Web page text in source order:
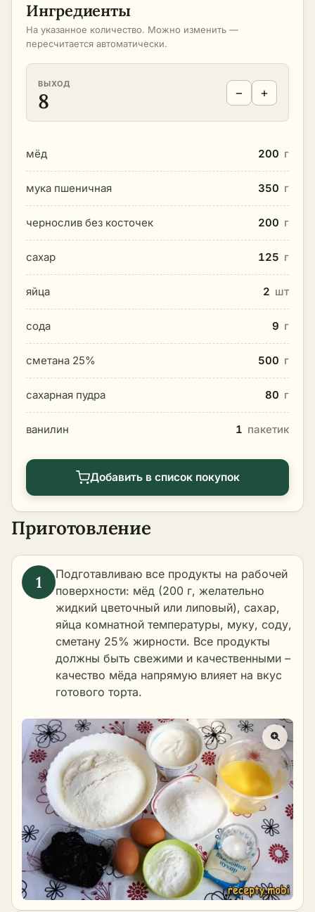
Ингредиенты
На указанное количество. Можно изменить —
пересчитается автоматически.
ВЫХОД
8 − +
мёд 200 г
мука пшеничная 350 г
чернослив без косточек 200 г
сахар 125 г
яйца 2 шт
сода 9 г
сметана 25% 500 г
сахарная пудра 80 г
ванилин 1 пакетик
Добавить в список покупок
Приготовление
Подготавливаю все продукты на рабочей
поверхности: мёд (200 г, желательно
жидкий цветочный или липовый), сахар,
яйца комнатной температуры, муку, соду,
сметану 25% жирности. Все продукты
должны быть свежими и качественными –
качество мёда напрямую влияет на вкус
готового торта.